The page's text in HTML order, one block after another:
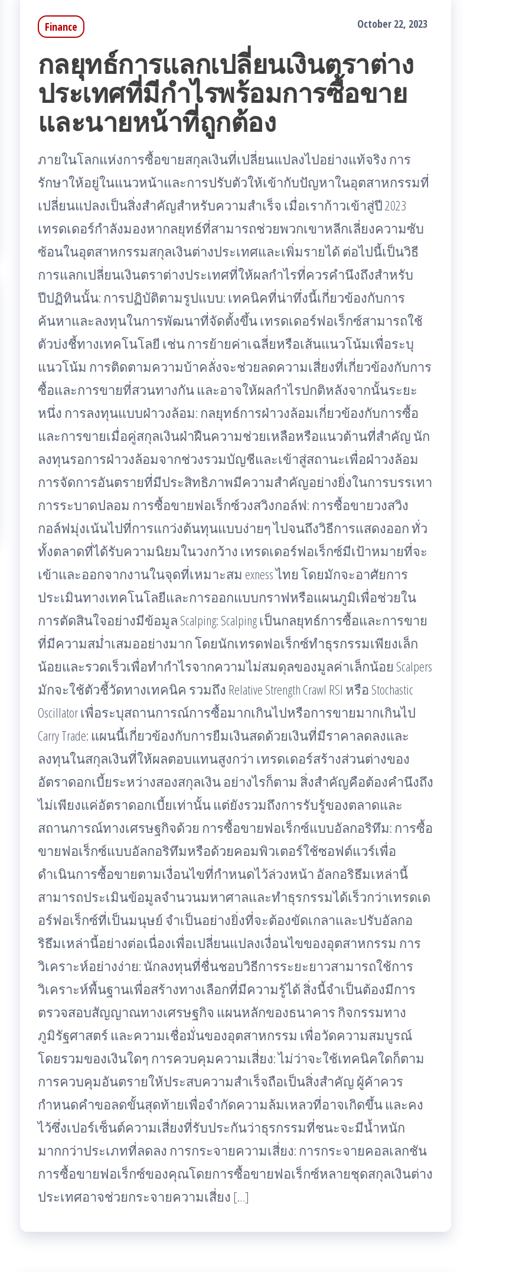
Finance October 22, 2023
กลยุทธ์การแลกเปลี่ยนเงินตราต่าง
ประเทศที่มีกำไรพร้อมการซื้อขาย
และนายหน้าที่ถูกต้อง
ภายในโลกแห่งการซื้อขายสกุลเงินที่เปลี่ยนแปลงไปอย่างแท้จริง การ
รักษาให้อยู่ในแนวหน้าและการปรับตัวให้เข้ากับปัญหาในอุตสาหกรรมที่
เปลี่ยนแปลงเป็นสิ่งสำคัญสำหรับความสำเร็จ เมื่อเราก้าวเข้าสู่ปี 2023
เทรดเดอร์กำลังมองหากลยุทธ์ที่สามารถช่วยพวกเขาหลีกเลี่ยงความซับ
ซ้อนในอุตสาหกรรมสกุลเงินต่างประเทศและเพิ่มรายได้ ต่อไปนี้เป็นวิธี
การแลกเปลี่ยนเงินตราต่างประเทศที่ให้ผลกำไรที่ควรคำนึงถึงสำหรับ
ปีปฏิทินนั้น: การปฏิบัติตามรูปแบบ: เทคนิคที่น่าทึ่งนี้เกี่ยวข้องกับการ
ค้นหาและลงทุนในการพัฒนาที่จัดตั้งขึ้น เทรดเดอร์ฟอเร็กซ์สามารถใช้
ตัวบ่งชี้ทางเทคโนโลยี เช่น การย้ายค่าเฉลี่ยหรือเส้นแนวโน้มเพื่อระบุ
แนวโน้ม การติดตามความบ้าคลั่งจะช่วยลดความเสี่ยงที่เกี่ยวข้องกับการ
ซื้อและการขายที่สวนทางกัน และอาจให้ผลกำไรปกติหลังจากนั้นระยะ
หนึ่ง การลงทุนแบบฝ่าวงล้อม: กลยุทธ์การฝ่าวงล้อมเกี่ยวข้องกับการซื้อ
และการขายเมื่อคู่สกุลเงินฝ่าฝืนความช่วยเหลือหรือแนวต้านที่สำคัญ นัก
ลงทุนรอการฝ่าวงล้อมจากช่วงรวมบัญชีและเข้าสู่สถานะเพื่อฝ่าวงล้อม
การจัดการอันตรายที่มีประสิทธิภาพมีความสำคัญอย่างยิ่งในการบรรเทา
การระบาดปลอม การซื้อขายฟอเร็กซ์วงสวิงกอล์ฟ: การซื้อขายวงสวิง
กอล์ฟมุ่งเน้นไปที่การแกว่งต้นทุนแบบง่ายๆ ไปจนถึงวิธีการแสดงออก ทั่ว
ทั้งตลาดที่ได้รับความนิยมในวงกว้าง เทรดเดอร์ฟอเร็กซ์มีเป้าหมายที่จะ
เข้าและออกจากงานในจุดที่เหมาะสม exness ไทย โดยมักจะอาศัยการ
ประเมินทางเทคโนโลยีและการออกแบบกราฟหรือแผนภูมิเพื่อช่วยใน
การตัดสินใจอย่างมีข้อมูล Scalping: Scalping เป็นกลยุทธ์การซื้อและการขาย
ที่มีความสม่ำเสมออย่างมาก โดยนักเทรดฟอเร็กซ์ทำธุรกรรมเพียงเล็ก
น้อยและรวดเร็วเพื่อทำกำไรจากความไม่สมดุลของมูลค่าเล็กน้อย Scalpers
มักจะใช้ตัวชี้วัดทางเทคนิค รวมถึง Relative Strength Crawl RSI หรือ Stochastic
Oscillator เพื่อระบุสถานการณ์การซื้อมากเกินไปหรือการขายมากเกินไป
Carry Trade: แผนนี้เกี่ยวข้องกับการยืมเงินสดด้วยเงินที่มีราคาลดลงและ
ลงทุนในสกุลเงินที่ให้ผลตอบแทนสูงกว่า เทรดเดอร์สร้างส่วนต่างของ
อัตราดอกเบี้ยระหว่างสองสกุลเงิน อย่างไรก็ตาม สิ่งสำคัญคือต้องคำนึงถึง
ไม่เพียงแค่อัตราดอกเบี้ยเท่านั้น แต่ยังรวมถึงการรับรู้ของตลาดและ
สถานการณ์ทางเศรษฐกิจด้วย การซื้อขายฟอเร็กซ์แบบอัลกอริทึม: การซื้อ
ขายฟอเร็กซ์แบบอัลกอริทึมหรือด้วยคอมพิวเตอร์ใช้ซอฟต์แวร์เพื่อ
ดำเนินการซื้อขายตามเงื่อนไขที่กำหนดไว้ล่วงหน้า อัลกอริธึมเหล่านี้
สามารถประเมินข้อมูลจำนวนมหาศาลและทำธุรกรรมได้เร็วกว่าเทรดเด
อร์ฟอเร็กซ์ที่เป็นมนุษย์ จำเป็นอย่างยิ่งที่จะต้องขัดเกลาและปรับอัลกอ
ริธึมเหล่านี้อย่างต่อเนื่องเพื่อเปลี่ยนแปลงเงื่อนไขของอุตสาหกรรม การ
วิเคราะห์อย่างง่าย: นักลงทุนที่ชื่นชอบวิธีการระยะยาวสามารถใช้การ
วิเคราะห์พื้นฐานเพื่อสร้างทางเลือกที่มีความรู้ได้ สิ่งนี้จำเป็นต้องมีการ
ตรวจสอบสัญญาณทางเศรษฐกิจ แผนหลักของธนาคาร กิจกรรมทาง
ภูมิรัฐศาสตร์ และความเชื่อมั่นของอุตสาหกรรม เพื่อวัดความสมบูรณ์
โดยรวมของเงินใดๆ การควบคุมความเสี่ยง: ไม่ว่าจะใช้เทคนิคใดก็ตาม
การควบคุมอันตรายให้ประสบความสำเร็จถือเป็นสิ่งสำคัญ ผู้ค้าควร
กำหนดคำขอลดขั้นสุดท้ายเพื่อจำกัดความล้มเหลวที่อาจเกิดขึ้น และคง
ไว้ซึ่งเปอร์เซ็นต์ความเสี่ยงที่รับประกันว่าธุรกรรมที่ชนะจะมีน้ำหนัก
มากกว่าประเภทที่ลดลง การกระจายความเสี่ยง: การกระจายคอลเลกชัน
การซื้อขายฟอเร็กซ์ของคุณโดยการซื้อขายฟอเร็กซ์หลายชุดสกุลเงินต่าง
ประเทศอาจช่วยกระจายความเสี่ยง […]